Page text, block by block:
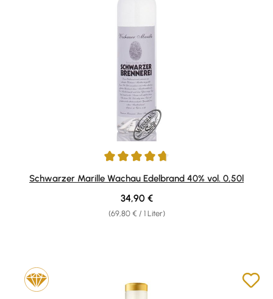
Durchschnittliche Bewertung von 4.69 von 5 Sternen
Schwarzer Marille Wachau Edelbrand 40% vol. 0,50l
(69,80 € / 1 Liter)
Regulärer Preis:
34,90 €